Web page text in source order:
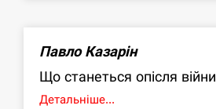
Павло Казарін
Що станеться опісля війни
Детальніше...